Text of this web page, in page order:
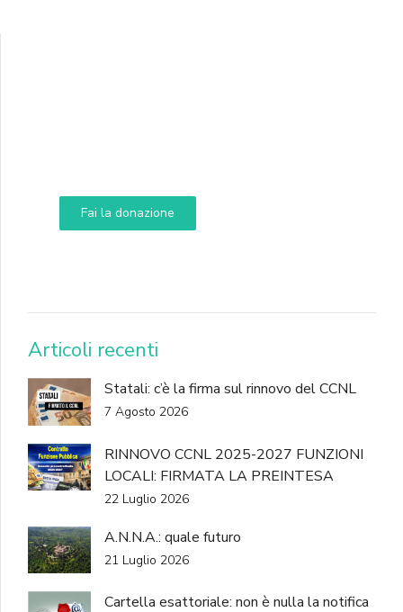
Fai la donazione
DONA
Articoli recenti
Statali: c’è la firma sul rinnovo del CCNL
7 Agosto 2026
RINNOVO CCNL 2025-2027 FUNZIONI
LOCALI: FIRMATA LA PREINTESA
22 Luglio 2026
A.N.N.A.: quale futuro
21 Luglio 2026
Cartella esattoriale: non è nulla la notifica